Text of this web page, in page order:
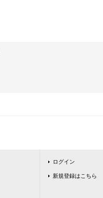
ログイン
新規登録はこちら